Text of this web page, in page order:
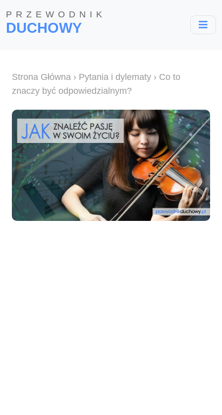
PRZEWODNIK
DUCHOWY
Strona Główna › Pytania i dylematy › Co to
znaczy być odpowiedzialnym?